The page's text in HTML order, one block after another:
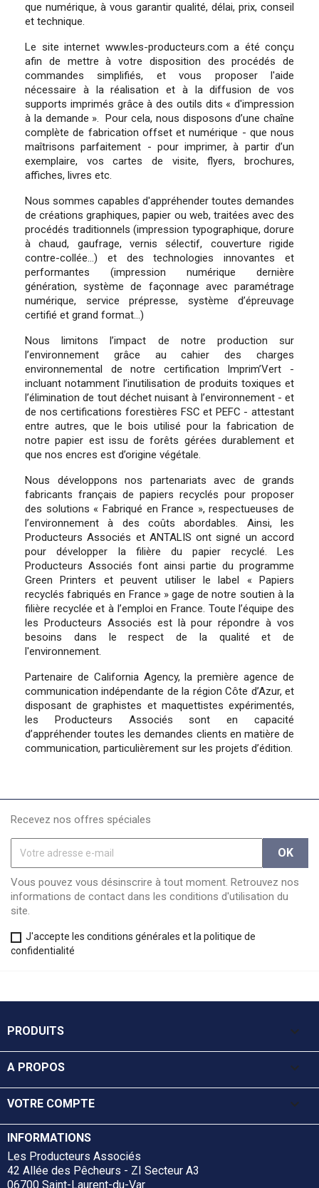
que numérique, à vous garantir qualité, délai, prix, conseil
et technique.
Le site internet www.les-producteurs.com a été conçu
afin de mettre à votre disposition des procédés de
commandes simplifiés, et vous proposer l'aide
nécessaire à la réalisation et à la diffusion de vos
supports imprimés grâce à des outils dits « d'impression
à la demande ». Pour cela, nous disposons d’une chaîne
complète de fabrication offset et numérique - que nous
maîtrisons parfaitement - pour imprimer, à partir d’un
exemplaire, vos cartes de visite, flyers, brochures,
affiches, livres etc.
Nous sommes capables d'appréhender toutes demandes
de créations graphiques, papier ou web, traitées avec des
procédés traditionnels (impression typographique, dorure
à chaud, gaufrage, vernis sélectif, couverture rigide
contre-collée…) et des technologies innovantes et
performantes (impression numérique dernière
génération, système de façonnage avec paramétrage
numérique, service prépresse, système d’épreuvage
certifié et grand format…)
Nous limitons l’impact de notre production sur
l’environnement grâce au cahier des charges
environnemental de notre certification Imprim’Vert -
incluant notamment l’inutilisation de produits toxiques et
l’élimination de tout déchet nuisant à l’environnement - et
de nos certifications forestières FSC et PEFC - attestant
entre autres, que le bois utilisé pour la fabrication de
notre papier est issu de forêts gérées durablement et
que nos encres est d’origine végétale.
Nous développons nos partenariats avec de grands
fabricants français de papiers recyclés pour proposer
des solutions « Fabriqué en France », respectueuses de
l’environnement à des coûts abordables. Ainsi, les
Producteurs Associés et ANTALIS ont signé un accord
pour développer la filière du papier recyclé. Les
Producteurs Associés font ainsi partie du programme
Green Printers et peuvent utiliser le label « Papiers
recyclés fabriqués en France » gage de notre soutien à la
filière recyclée et à l’emploi en France. Toute l’équipe des
les Producteurs Associés est là pour répondre à vos
besoins dans le respect de la qualité et de
l'environnement.
Partenaire de California Agency, la première agence de
communication indépendante de la région Côte d’Azur, et
disposant de graphistes et maquettistes expérimentés,
les Producteurs Associés sont en capacité
d’appréhender toutes les demandes clients en matière de
communication, particulièrement sur les projets d’édition.
Recevez nos offres spéciales
Vous pouvez vous désinscrire à tout moment. Retrouvez nos
informations de contact dans les conditions d'utilisation du
site.
J'accepte les conditions générales et la politique de
confidentialité
PRODUITS 
A PROPOS 
VOTRE COMPTE 
INFORMATIONS
Les Producteurs Associés
42 Allée des Pêcheurs - ZI Secteur A3
06700 Saint-Laurent-du-Var